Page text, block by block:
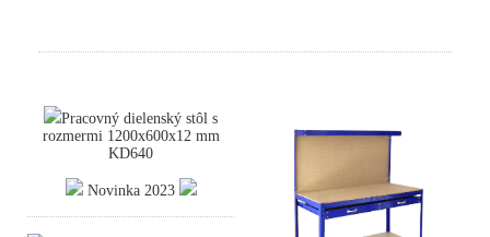
Pracovný dielenský stôl s
rozmermi 1200x600x12 mm
KD640
Novinka 2023